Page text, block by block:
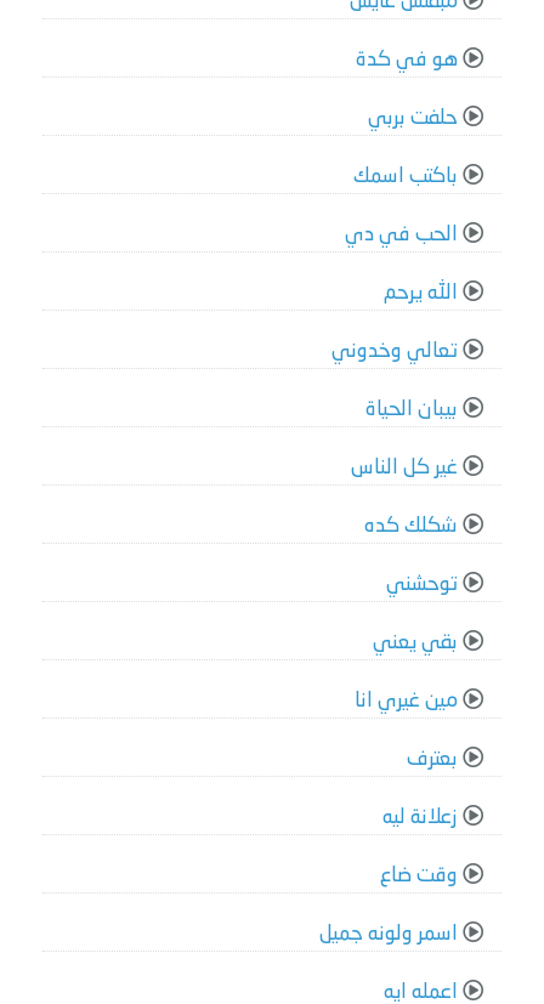
هو في كدة
حلفت بربي
باكتب اسمك
الحب في دي
الله يرحم
تعالي وخدوني
بيبان الحياة
غير كل الناس
شكلك كده
توحشني
بقي يعني
مين غيري انا
بعترف
زعلانة ليه
وقت ضاع
اسمر ولونه جميل
اعمله ايه